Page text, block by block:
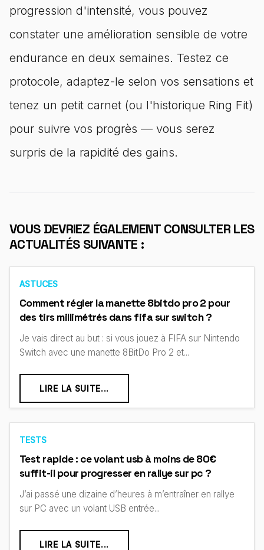
progression d'intensité, vous pouvez
constater une amélioration sensible de votre
endurance en deux semaines. Testez ce
protocole, adaptez-le selon vos sensations et
tenez un petit carnet (ou l'historique Ring Fit)
pour suivre vos progrès — vous serez
surpris de la rapidité des gains.
VOUS DEVRIEZ ÉGALEMENT CONSULTER LES
ACTUALITÉS SUIVANTE :
ASTUCES
Comment régler la manette 8bitdo pro 2 pour
des tirs millimétrés dans fifa sur switch ?
Je vais direct au but : si vous jouez à FIFA sur Nintendo
Switch avec une manette 8BitDo Pro 2 et...
LIRE LA SUITE...
TESTS
Test rapide : ce volant usb à moins de 80€
suffit-il pour progresser en rallye sur pc ?
J’ai passé une dizaine d’heures à m’entraîner en rallye
sur PC avec un volant USB entrée...
LIRE LA SUITE...